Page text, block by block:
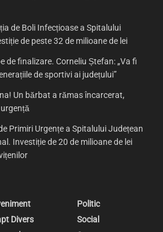
de Boli Infecțioase a Spitalului
de peste 32 de milioane de lei
de finalizare. Corneliu Ștefan: „Va fi
de sportivi ai județului”
Un bărbat a rămas încarcerat,
Primiri Urgențe a Spitalului Județean
Investiție de 20 de milioane de lei
Divers
Politic
Social